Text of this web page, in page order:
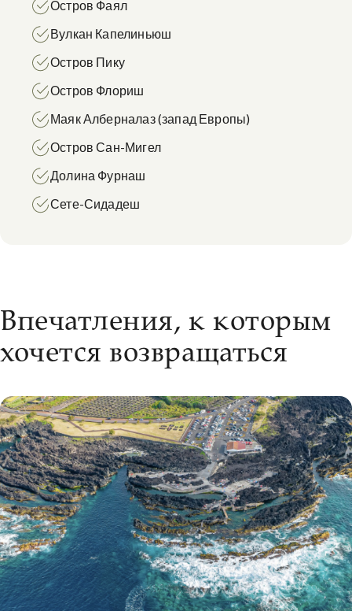
Остров Фаял
Вулкан Капелиньюш
Остров Пику
Остров Флориш
Маяк Алберналаз (запад Европы)
Остров Сан-Мигел
Долина Фурнаш
Сете-Сидадеш
Впечатления, к которым
хочется возвращаться